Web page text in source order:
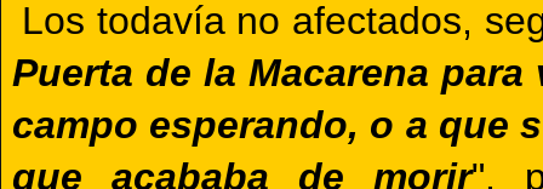
Los todavía no afectados,
Puerta de la Macarena
campo esperando, o a que
que acababa de morir",